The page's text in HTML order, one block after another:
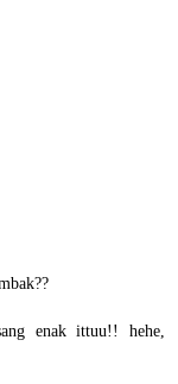
enak ittuu!! hehe,